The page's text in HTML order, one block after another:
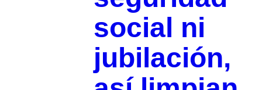
social ni
jubilación,